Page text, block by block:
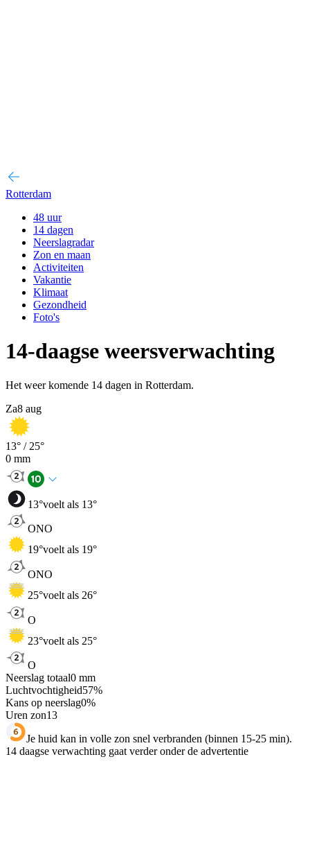
Rotterdam
48 uur
14 dagen
Neerslagradar
Zon en maan
Activiteiten
Vakantie
Klimaat
Gezondheid
Foto's
14-daagse weersverwachting
Het weer komende 14 dagen in Rotterdam.
Za8 aug
13° / 25°
0 mm
13°voelt als 13°
ONO
19°voelt als 19°
ONO
25°voelt als 26°
O
23°voelt als 25°
O
Neerslag totaal0 mm
Luchtvochtigheid57%
Kans op neerslag0%
Uren zon13
Je huid kan in volle zon snel verbranden (binnen 15-25 min).
14 daagse verwachting gaat verder onder de advertentie